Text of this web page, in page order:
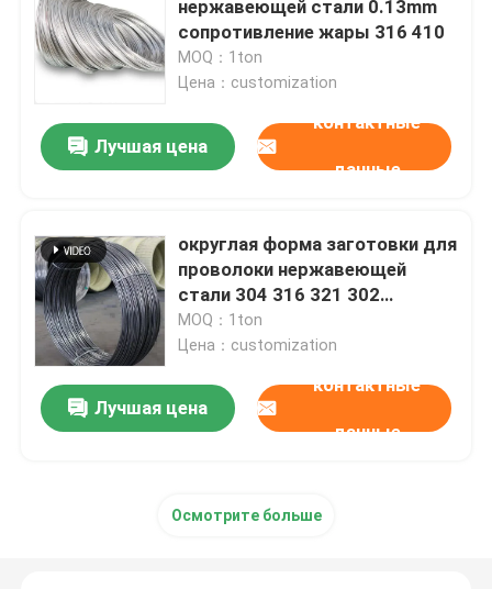
труба сваренная нержавеющей сталью
Адвокатуры нержавеющей стали круглые
Заготовка для проволоки нержавеющей стали
Профиль нержавеющей стали
Диск нержавеющей стали
нержавеющей стали 0.13mm
сопротивление жары 316 410
MOQ：1ton
Цена：customization
Лучшая цена
контактные
данные
округлая форма заготовки для
проволоки нержавеющей
стали 304 316 321 302
сваривая
MOQ：1ton
Цена：customization
Лучшая цена
контактные
данные
Осмотрите больше